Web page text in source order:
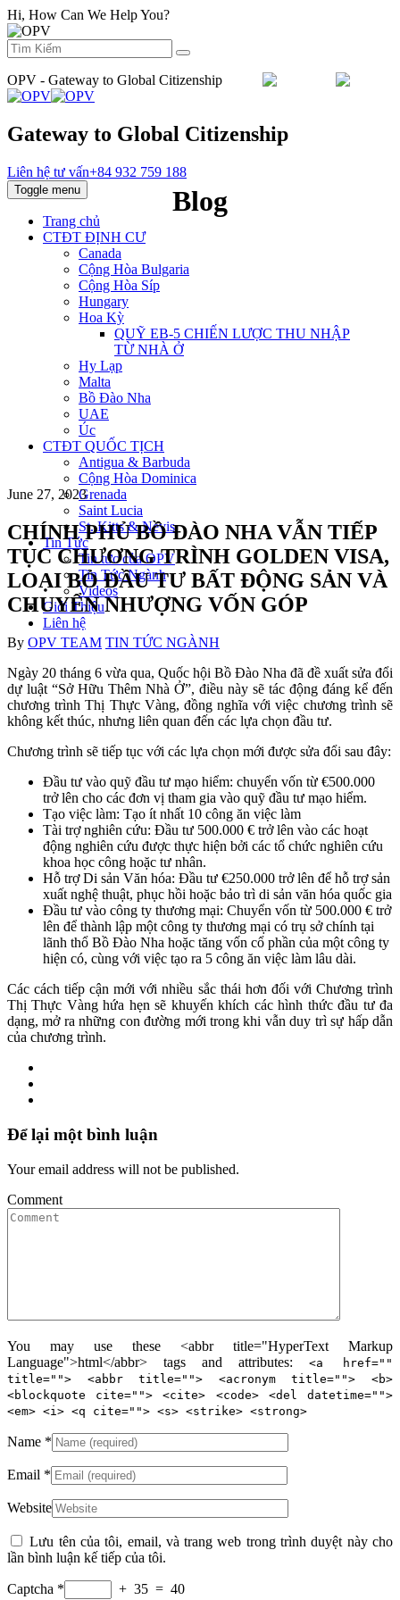
Hi, How Can We Help You?
OPV - Gateway to Global Citizenship
Gateway to Global Citizenship
Liên hệ tư vấn+84 932 759 188
Toggle menu
Trang chủ
CTĐT ĐỊNH CƯ
Canada
Cộng Hòa Bulgaria
Cộng Hòa Síp
Hungary
Hoa Kỳ
QUỸ EB‐5 CHIẾN LƯỢC THU NHẬP
TỪ NHÀ Ở
Hy Lạp
Malta
Bồ Đào Nha
UAE
Úc
CTĐT QUỐC TỊCH
Antigua & Barbuda
Cộng Hòa Dominica
Grenada
Saint Lucia
St. Kitts & Nevis
Tin Tức
Tin tức của OPV
Tin Tức Ngành
Videos
Giới Thiệu
Liên hệ
Blog
June 27, 2023
CHÍNH PHỦ BỒ ĐÀO NHA VẪN TIẾP
TỤC CHƯƠNG TRÌNH GOLDEN VISA,
LOẠI BỎ ĐẦU TƯ BẤT ĐỘNG SẢN VÀ
CHUYỂN NHƯỢNG VỐN GÓP
Author
By OPV TEAM Categories
TIN TỨC NGÀNH
Ngày 20 tháng 6 vừa qua, Quốc hội Bồ Đào Nha đã đề xuất sửa đổi
dự luật “Sở Hữu Thêm Nhà Ở”, điều này sẽ tác động đáng kể đến
chương trình Thị Thực Vàng, đồng nghĩa với việc chương trình sẽ
không kết thúc, nhưng liên quan đến các lựa chọn đầu tư.
Chương trình sẽ tiếp tục với các lựa chọn mới được sửa đổi sau đây:
Đầu tư vào quỹ đầu tư mạo hiểm: chuyển vốn từ €500.000
trở lên cho các đơn vị tham gia vào quỹ đầu tư mạo hiểm.
Tạo việc làm: Tạo ít nhất 10 công ăn việc làm
Tài trợ nghiên cứu: Đầu tư 500.000 € trở lên vào các hoạt
động nghiên cứu được thực hiện bởi các tổ chức nghiên cứu
khoa học công hoặc tư nhân.
Hỗ trợ Di sản Văn hóa: Đầu tư €250.000 trở lên để hỗ trợ sản
xuất nghệ thuật, phục hồi hoặc bảo trì di sản văn hóa quốc gia
Đầu tư vào công ty thương mại: Chuyển vốn từ 500.000 € trở
lên để thành lập một công ty thương mại có trụ sở chính tại
lãnh thổ Bồ Đào Nha hoặc tăng vốn cổ phần của một công ty
hiện có, cùng với việc tạo ra 5 công ăn việc làm lâu dài.
Các cách tiếp cận mới với nhiều sắc thái hơn đối với Chương trình
Thị Thực Vàng hứa hẹn sẽ khuyến khích các hình thức đầu tư đa
dạng, mở ra những con đường mới trong khi vẫn duy trì sự hấp dẫn
của chương trình.
Để lại một bình luận
Your email address will not be published.
Comment
You may use these <abbr title="HyperText Markup
Language">html</abbr> tags and attributes: <a href=""
title=""> <abbr title=""> <acronym title=""> <b>
<blockquote cite=""> <cite> <code> <del datetime="">
<em> <i> <q cite=""> <s> <strike> <strong>
Name *
Email *
Website
Lưu tên của tôi, email, và trang web trong trình duyệt này cho
lần bình luận kế tiếp của tôi.
Captcha * + 35 = 40